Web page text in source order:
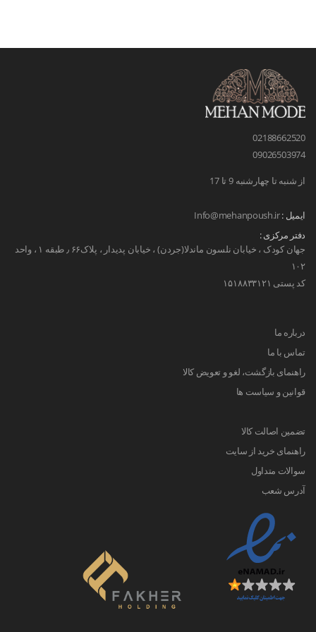
02188662520
09026503974
از شنبه تا چهارشنبه 9 تا 17
ایمیل :Info@mehanpoush.ir
دفتر مرکزی :
جهان کودک ، خیابان نلسون ماندلا(جردن) ، خیابان پدیدار ، پلاک۶۶ ٫ طبقه ۱ ، واحد
۱۰۲
کد پستی ۱۵۱۸۸۳۳۱۲۱
درباره ما
تماس با ما
راهنمای بازگشت، لغو و تعویض کالا
قوانین و سیاست ها
تضمین اصالت کالا
راهنمای خرید از سایت
سوالات متداول
آدرس شعب